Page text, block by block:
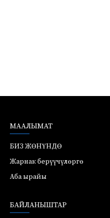
МААЛЫМАТ
БИЗ ЖӨНҮНДӨ
Жарнак берүүчүлөргө
Аба ырайы
БАЙЛАНЫШТАР